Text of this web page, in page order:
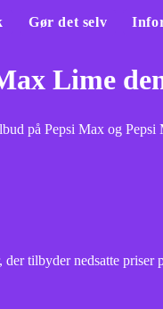
Gør det selv
Lime
på Pepsi Max og
tilbyder nedsatte